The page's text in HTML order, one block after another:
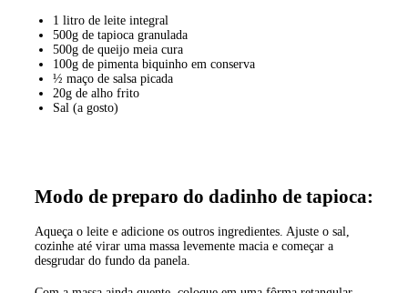
1 litro de leite integral
500g de tapioca granulada
500g de queijo meia cura
100g de pimenta biquinho em conserva
½ maço de salsa picada
20g de alho frito
Sal (a gosto)
Modo de preparo do dadinho de tapioca:
Aqueça o leite e adicione os outros ingredientes. Ajuste o sal,
cozinhe até virar uma massa levemente macia e começar a
desgrudar do fundo da panela.